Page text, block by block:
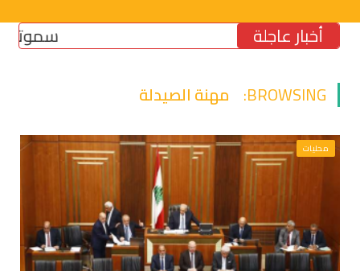
أخبار عاجلة
BROWSING: مهنة الصيدلة
محليات